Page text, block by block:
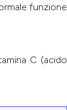
funzione
C (acido